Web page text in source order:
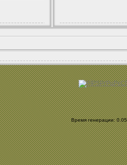
Время генерации: